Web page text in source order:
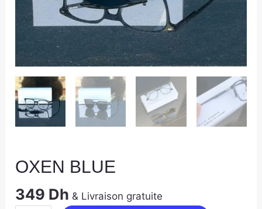
OXEN BLUE
349 Dh & Livraison gratuite